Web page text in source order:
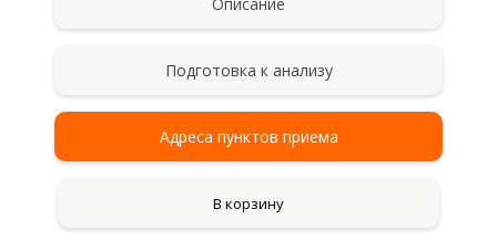
Подготовка к анализу
Адреса пунктов приема
В корзину